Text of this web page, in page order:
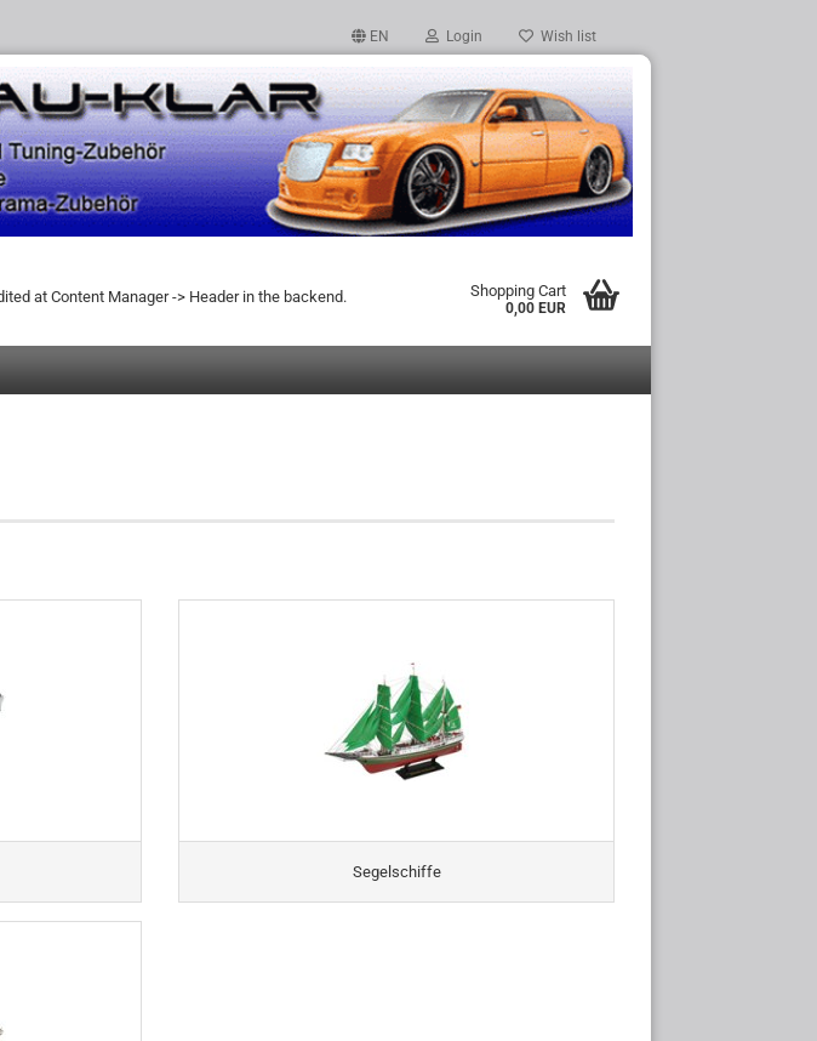
EN Login Wish list
at Content Manager -> Header in the backend. Shopping Cart
0,00 EUR
Segelschiffe